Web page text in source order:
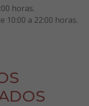
horas.
10:00 a 22:00 horas.